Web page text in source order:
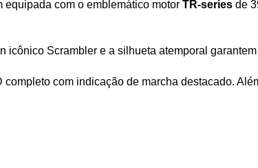
equipada com o emblemático motor TR-series de
icônico Scrambler e a silhueta atemporal
completo com indicação de marcha destacado.